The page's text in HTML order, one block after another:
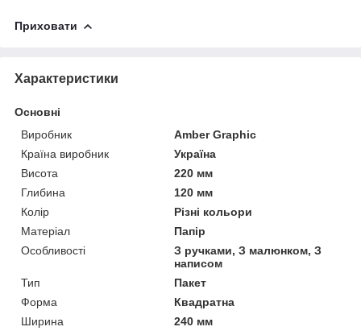
Приховати
Характеристики
Основні
Виробник
Amber Graphic
Країна виробник
Україна
Висота
220 мм
Глибина
120 мм
Колір
Різні кольори
Матеріал
Папір
Особливості
З ручками, З малюнком, З
написом
Тип
Пакет
Форма
Квадратна
Ширина
240 мм